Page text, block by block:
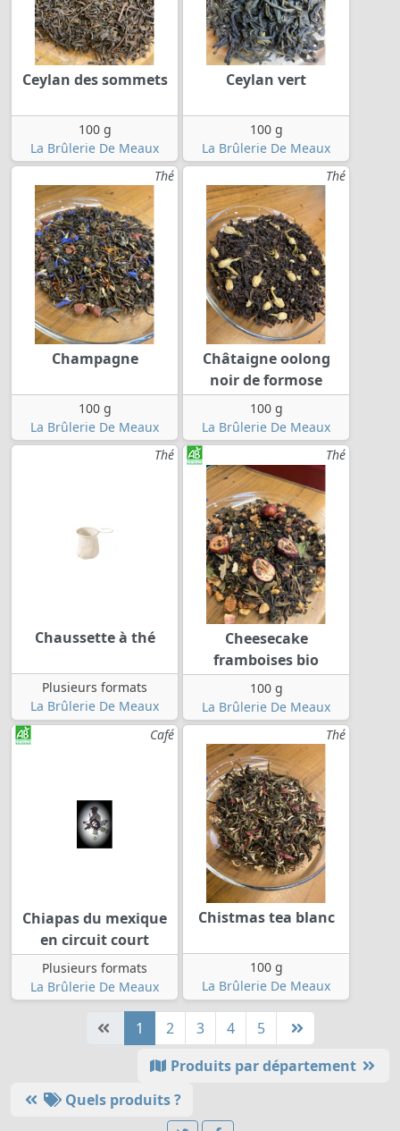
Ceylan des sommets
100 g
La Brûlerie De Meaux
Ceylan vert
100 g
La Brûlerie De Meaux
Thé
Champagne
100 g
La Brûlerie De Meaux
Thé
Châtaigne oolong
noir de formose
100 g
La Brûlerie De Meaux
Thé
Chaussette à thé
Plusieurs formats
La Brûlerie De Meaux
Thé
Cheesecake
framboises bio
100 g
La Brûlerie De Meaux
Café
Chiapas du mexique
en circuit court
Plusieurs formats
La Brûlerie De Meaux
Thé
Chistmas tea blanc
100 g
La Brûlerie De Meaux
1 2 3 4
5
Produits par département
Quels produits ?